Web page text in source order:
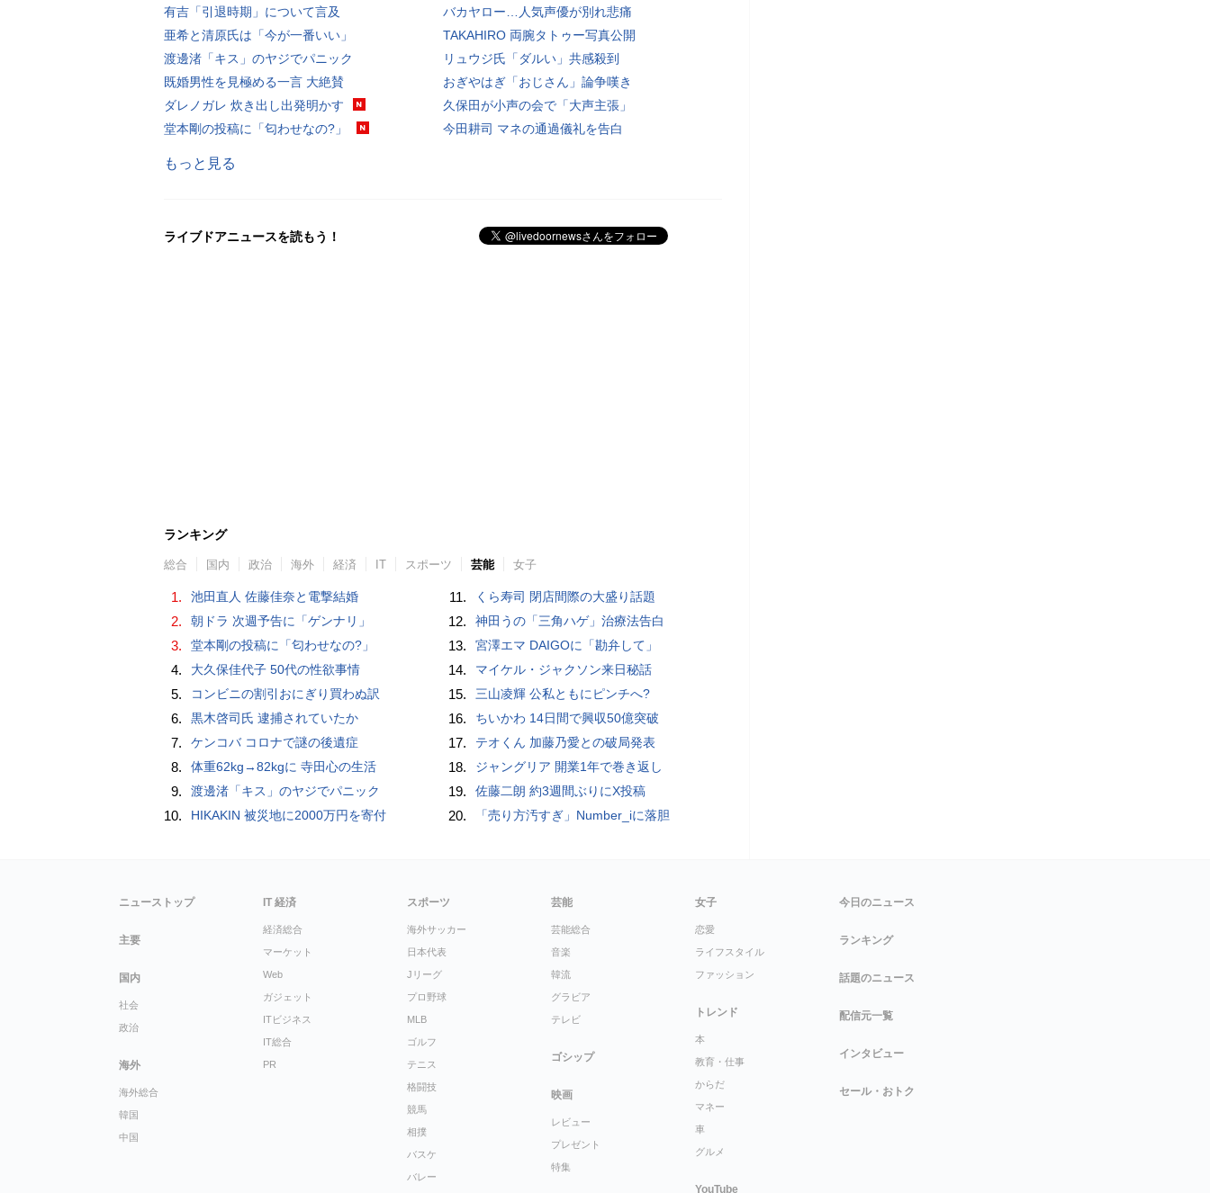
有吉「引退時期」について言及
亜希と清原氏は「今が一番いい」
渡邊渚「キス」のヤジでパニック
既婚男性を見極める一言 大絶賛
ダレノガレ 炊き出し出発明かす
堂本剛の投稿に「匂わせなの?」
バカヤロー…人気声優が別れ悲痛
TAKAHIRO 両腕タトゥー写真公開
リュウジ氏「ダルい」共感殺到
おぎやはぎ「おじさん」論争嘆き
久保田が小声の会で「大声主張」
今田耕司 マネの通過儀礼を告白
もっと見る
ライブドアニュースを読もう！
ランキング
総合 国内 政治 海外 経済 IT スポーツ 芸能 女子
1. 池田直人 佐藤佳奈と電撃結婚
2. 朝ドラ 次週予告に「ゲンナリ」
3. 堂本剛の投稿に「匂わせなの?」
4. 大久保佳代子 50代の性欲事情
5. コンビニの割引おにぎり買わぬ訳
6. 黒木啓司氏 逮捕されていたか
7. ケンコバ コロナで謎の後遺症
8. 体重62kg→82kgに 寺田心の生活
9. 渡邊渚「キス」のヤジでパニック
10. HIKAKIN 被災地に2000万円を寄付
11. くら寿司 閉店間際の大盛り話題
12. 神田うの「三角ハゲ」治療法告白
13. 宮澤エマ DAIGOに「勘弁して」
14. マイケル・ジャクソン来日秘話
15. 三山凌輝 公私ともにピンチへ?
16. ちいかわ 14日間で興収50億突破
17. テオくん 加藤乃愛との破局発表
18. ジャングリア 開業1年で巻き返し
19. 佐藤二朗 約3週間ぶりにX投稿
20. 「売り方汚すぎ」Number_iに落胆
ニューストップ
主要
国内
社会
政治
海外
海外総合
韓国
中国
IT 経済
経済総合
マーケット
Web
ガジェット
ITビジネス
IT総合
PR
スポーツ
海外サッカー
日本代表
Jリーグ
プロ野球
MLB
ゴルフ
テニス
格闘技
競馬
相撲
バスケ
バレー
芸能
芸能総合
音楽
韓流
グラビア
テレビ
ゴシップ
映画
レビュー
プレゼント
特集
女子
恋愛
ライフスタイル
ファッション
トレンド
本
教育・仕事
からだ
マネー
車
グルメ
YouTube
今日のニュース
ランキング
話題のニュース
配信元一覧
インタビュー
セール・おトク